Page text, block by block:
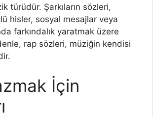
türüdür. Şarkıların sözleri,
hisler, sosyal mesajlar veya
farkındalık yaratmak üzere
rap sözleri, müziğin kendisi
İçin